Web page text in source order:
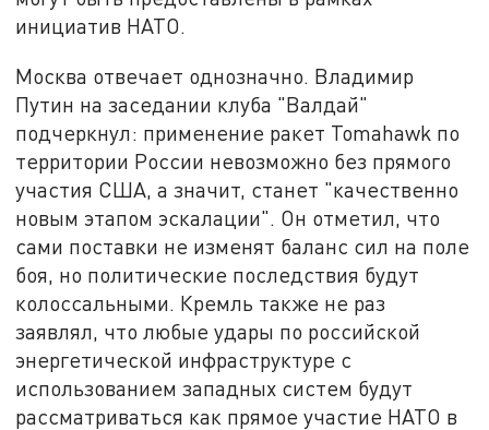
инициатив НАТО.
Москва отвечает однозначно. Владимир
Путин на заседании клуба "Валдай"
подчеркнул: применение ракет Tomahawk по
территории России невозможно без прямого
участия США, а значит, станет "качественно
новым этапом эскалации". Он отметил, что
сами поставки не изменят баланс сил на поле
боя, но политические последствия будут
колоссальными. Кремль также не раз
заявлял, что любые удары по российской
энергетической инфраструктуре с
использованием западных систем будут
рассматриваться как прямое участие НАТО в